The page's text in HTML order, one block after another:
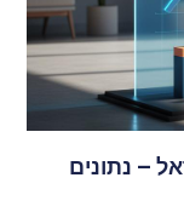
– נתונים